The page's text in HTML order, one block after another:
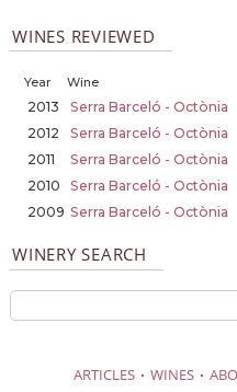
WINES REVIEWED
Year Wine
2013
Serra Barceló - Octònia
2012
Serra Barceló - Octònia
2011
Serra Barceló - Octònia
2010
Serra Barceló - Octònia
2009 Serra Barceló - Octònia
WINERY SEARCH
ARTICLES · WINES ·